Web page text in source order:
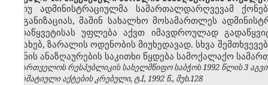
თუ ადმინისტრაციულმა სამართალდარღვევამ
ორგანიზაციას, მაშინ სახალხო მოსამართლეს
გადაწყვეტისას უფლება აქვთ იმავდროულად
შესახებ, ზარალის ოდენობის მიუხედავად. სხვა
ზიანის ანაზღაურების საკითხი წყდება სამოქალაქო
საქართველოს რესპუბლიკის სახელმწიფო საბჭოს 1992 წლის 3
ნორმატიული აქტების კრებული, ტ.I, 1992 წ., მუხ.128